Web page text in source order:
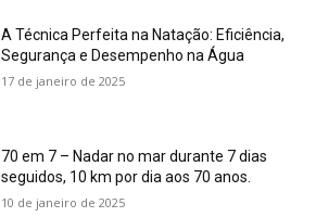
A Técnica Perfeita na Natação: Eficiência,
Segurança e Desempenho na Água
17 de janeiro de 2025
70 em 7 – Nadar no mar durante 7 dias
seguidos, 10 km por dia aos 70 anos.
10 de janeiro de 2025